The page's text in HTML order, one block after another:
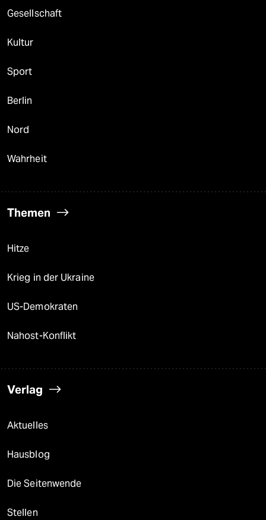
Gesellschaft
Kultur
Sport
Berlin
Nord
Wahrheit
Themen
Hitze
Krieg in der Ukraine
US-Demokraten
Nahost-Konflikt
Verlag
Aktuelles
Hausblog
Die Seitenwende
Stellen